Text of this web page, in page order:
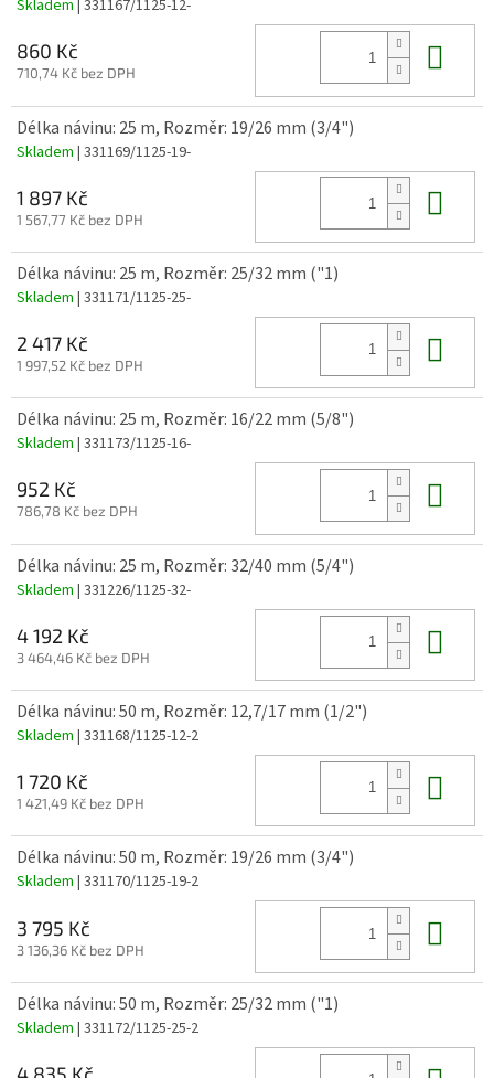
Skladem | 331167/1125-12-
860 Kč
710,74 Kč bez DPH
Délka návinu: 25 m, Rozměr: 19/26 mm (3/4")
Skladem | 331169/1125-19-
1 897 Kč
1 567,77 Kč bez DPH
Délka návinu: 25 m, Rozměr: 25/32 mm ("1)
Skladem | 331171/1125-25-
2 417 Kč
1 997,52 Kč bez DPH
Délka návinu: 25 m, Rozměr: 16/22 mm (5/8")
Skladem | 331173/1125-16-
952 Kč
786,78 Kč bez DPH
Délka návinu: 25 m, Rozměr: 32/40 mm (5/4")
Skladem | 331226/1125-32-
4 192 Kč
3 464,46 Kč bez DPH
Délka návinu: 50 m, Rozměr: 12,7/17 mm (1/2")
Skladem | 331168/1125-12-2
1 720 Kč
1 421,49 Kč bez DPH
Délka návinu: 50 m, Rozměr: 19/26 mm (3/4")
Skladem | 331170/1125-19-2
3 795 Kč
3 136,36 Kč bez DPH
Délka návinu: 50 m, Rozměr: 25/32 mm ("1)
Skladem | 331172/1125-25-2